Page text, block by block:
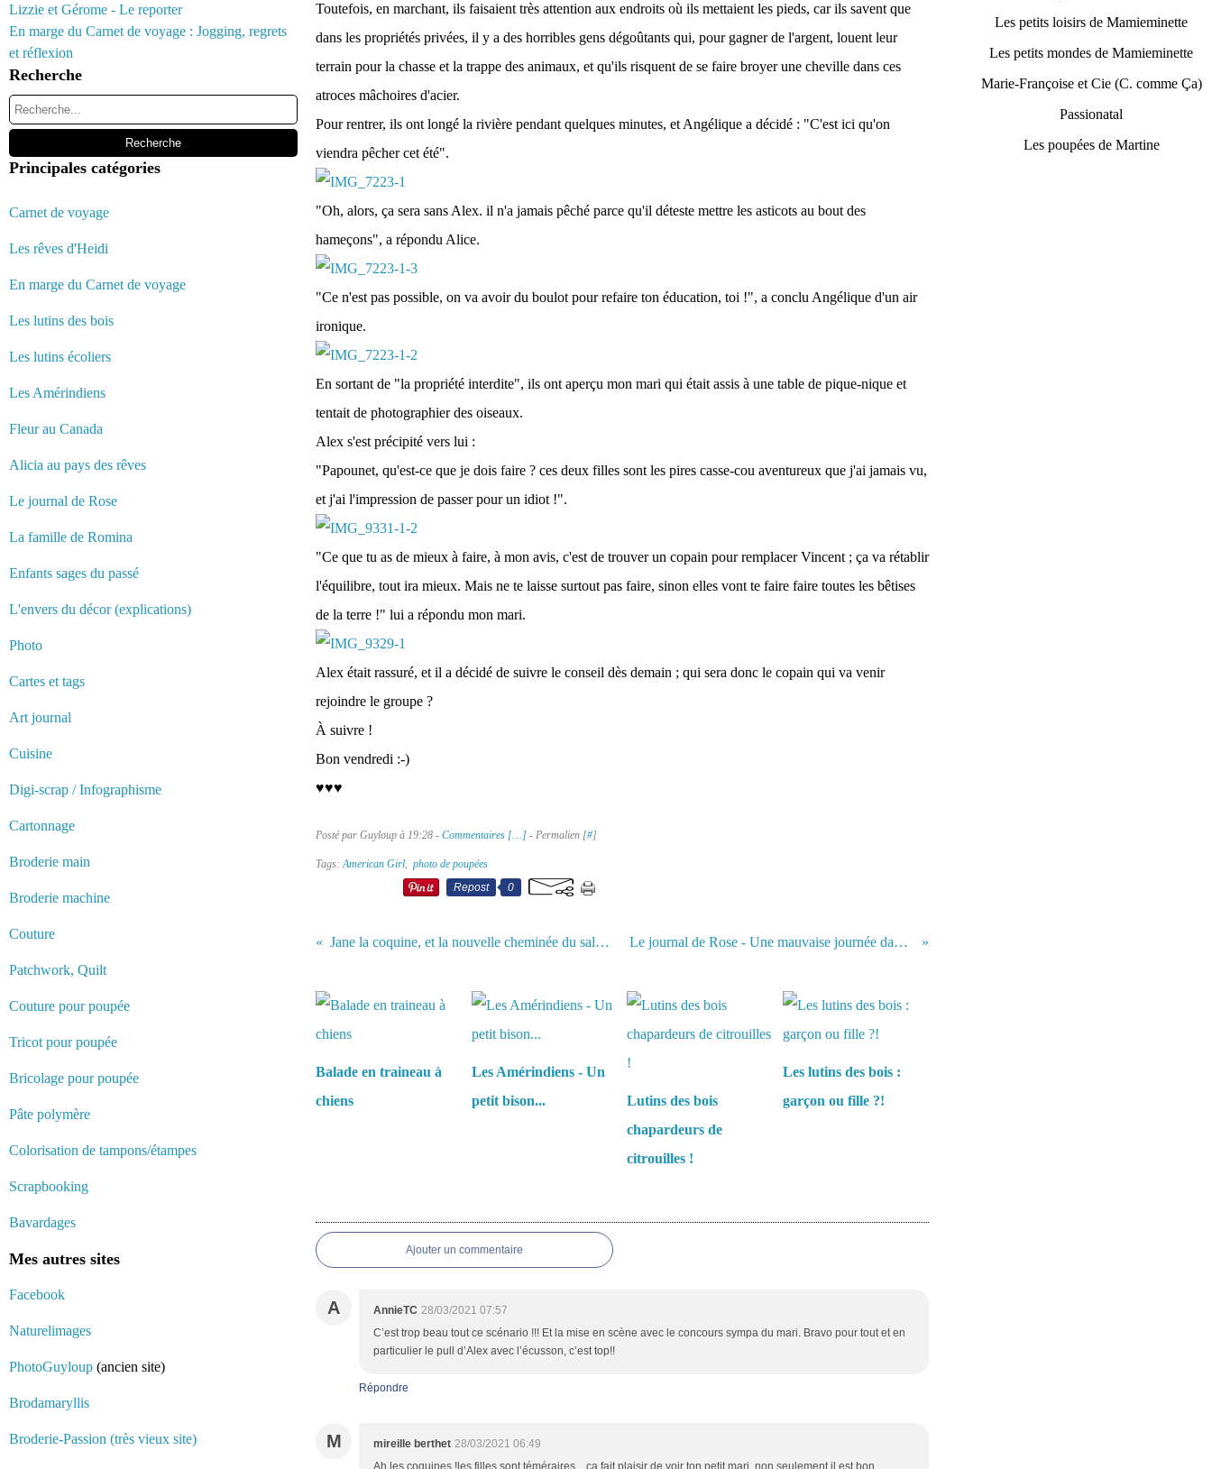
Lizzie et Gérome - Le reporter
En marge du Carnet de voyage : Jogging, regrets
et réflexion
Recherche
Principales catégories
Carnet de voyage
Les rêves d'Heidi
En marge du Carnet de voyage
Les lutins des bois
Les lutins écoliers
Les Amérindiens
Fleur au Canada
Alicia au pays des rêves
Le journal de Rose
La famille de Romina
Enfants sages du passé
L'envers du décor (explications)
Photo
Cartes et tags
Art journal
Cuisine
Digi-scrap / Infographisme
Cartonnage
Broderie main
Broderie machine
Couture
Patchwork, Quilt
Couture pour poupée
Tricot pour poupée
Bricolage pour poupée
Pâte polymère
Colorisation de tampons/étampes
Scrapbooking
Bavardages
Mes autres sites
Facebook
Naturelimages
PhotoGuyloup (ancien site)
Brodamaryllis
Broderie-Passion (très vieux site)
Toutefois, en marchant, ils faisaient très attention aux endroits où ils mettaient les pieds, car ils savent que
dans les propriétés privées, il y a des horribles gens dégoûtants qui, pour gagner de l'argent, louent leur
terrain pour la chasse et la trappe des animaux, et qu'ils risquent de se faire broyer une cheville dans ces
atroces mâchoires d'acier.
Pour rentrer, ils ont longé la rivière pendant quelques minutes, et Angélique a décidé : "C'est ici qu'on
viendra pêcher cet été".
"Oh, alors, ça sera sans Alex. il n'a jamais pêché parce qu'il déteste mettre les asticots au bout des
hameçons", a répondu Alice.
"Ce n'est pas possible, on va avoir du boulot pour refaire ton éducation, toi !", a conclu Angélique d'un air
ironique.
En sortant de "la propriété interdite", ils ont aperçu mon mari qui était assis à une table de pique-nique et
tentait de photographier des oiseaux.
Alex s'est précipité vers lui :
"Papounet, qu'est-ce que je dois faire ? ces deux filles sont les pires casse-cou aventureux que j'ai jamais vu,
et j'ai l'impression de passer pour un idiot !".
"Ce que tu as de mieux à faire, à mon avis, c'est de trouver un copain pour remplacer Vincent ; ça va rétablir
l'équilibre, tout ira mieux. Mais ne te laisse surtout pas faire, sinon elles vont te faire faire toutes les bêtises
de la terre !" lui a répondu mon mari.
Alex était rassuré, et il a décidé de suivre le conseil dès demain ; qui sera donc le copain qui va venir
rejoindre le groupe ?
À suivre !
Bon vendredi :-)
♥♥♥
Posté par Guyloup à 19:28 - Commentaires […] - Permalien [#]
Tags:American Girl, photo de poupées
Repost
0
Jane la coquine, et la nouvelle cheminée du salon de Rose Le journal de Rose - Une mauvaise journée dans la prairie
Balade en traineau à
chiens
Les Amérindiens - Un
petit bison...
Lutins des bois
chapardeurs de
citrouilles !
Les lutins des bois :
garçon ou fille ?!
Ajouter un commentaire
A AnnieTC 28/03/2021 07:57
C’est trop beau tout ce scénario !!! Et la mise en scène avec le concours sympa du mari. Bravo pour tout et en
particulier le pull d’Alex avec l’écusson, c’est top!!
Répondre
M mireille berthet 28/03/2021 06:49
Ah les coquines !les filles sont téméraires ...ça fait plaisir de voir ton petit mari .non seulement il est bon
Les petits loisirs de Mamieminette
Les petits mondes de Mamieminette
Marie-Françoise et Cie (C. comme Ça)
Passionatal
Les poupées de Martine